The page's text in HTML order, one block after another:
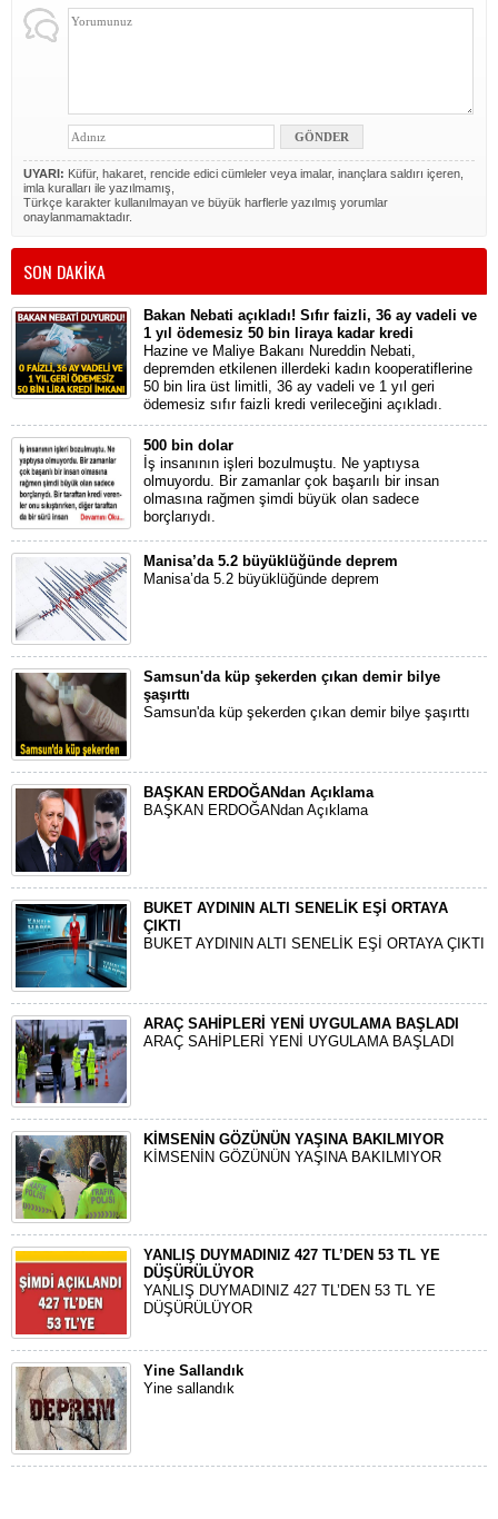
UYARI: Küfür, hakaret, rencide edici cümleler veya imalar, inançlara saldırı içeren,
imla kuralları ile yazılmamış,
Türkçe karakter kullanılmayan ve büyük harflerle yazılmış yorumlar
onaylanmamaktadır.
SON DAKİKA
Bakan Nebati açıkladı! Sıfır faizli, 36 ay vadeli ve
1 yıl ödemesiz 50 bin liraya kadar kredi
Hazine ve Maliye Bakanı Nureddin Nebati,
depremden etkilenen illerdeki kadın kooperatiflerine
50 bin lira üst limitli, 36 ay vadeli ve 1 yıl geri
ödemesiz sıfır faizli kredi verileceğini açıkladı.
500 bin dolar
İş insanının işleri bozulmuştu. Ne yaptıysa
olmuyordu. Bir zamanlar çok başarılı bir insan
olmasına rağmen şimdi büyük olan sadece
borçlarıydı.
Manisa’da 5.2 büyüklüğünde deprem
Manisa’da 5.2 büyüklüğünde deprem
Samsun'da küp şekerden çıkan demir bilye
şaşırttı
Samsun'da küp şekerden çıkan demir bilye şaşırttı
BAŞKAN ERDOĞANdan Açıklama
BAŞKAN ERDOĞANdan Açıklama
BUKET AYDININ ALTI SENELİK EŞİ ORTAYA
ÇIKTI
BUKET AYDININ ALTI SENELİK EŞİ ORTAYA ÇIKTI
ARAÇ SAHİPLERİ YENİ UYGULAMA BAŞLADI
ARAÇ SAHİPLERİ YENİ UYGULAMA BAŞLADI
KİMSENİN GÖZÜNÜN YAŞINA BAKILMIYOR
KİMSENİN GÖZÜNÜN YAŞINA BAKILMIYOR
YANLIŞ DUYMADINIZ 427 TL’DEN 53 TL YE
DÜŞÜRÜLÜYOR
YANLIŞ DUYMADINIZ 427 TL’DEN 53 TL YE
DÜŞÜRÜLÜYOR
Yine Sallandık
Yine sallandık